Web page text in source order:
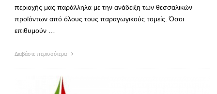
περιοχής μας παράλληλα με την ανάδειξη των θεσσαλικών
προϊόντων από όλους τους παραγωγικούς τομείς. Όσοι
επιθυμούν …
Διαβάστε περισσότερα